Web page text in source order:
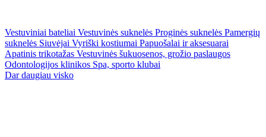
Vestuviniai bateliai Vestuvinės suknelės Proginės suknelės Pamergių
suknelės Siuvėjai Vyriški kostiumai Papuošalai ir aksesuarai
Apatinis trikotažas Vestuvinės šukuosenos, grožio paslaugos
Odontologijos klinikos Spa, sporto klubai
Dar daugiau visko